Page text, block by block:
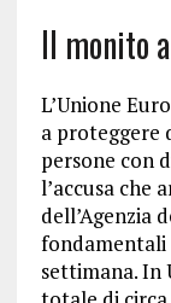
Il monito
L’Unione
a proteggere
persone con
l’accusa che
dell’Agenzia
fondamentali
settimana. In